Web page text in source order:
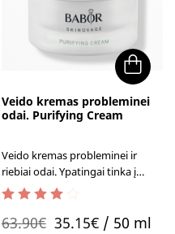
Veido kremas probleminei
odai. Purifying Cream
Veido kremas probleminei ir
riebiai odai. Ypatingai tinka į
uždegimus, inkštyrus ir spuogus
linkusiam odos tipui.
5
63.90€ Original
35.15€Current
/ 50 ml